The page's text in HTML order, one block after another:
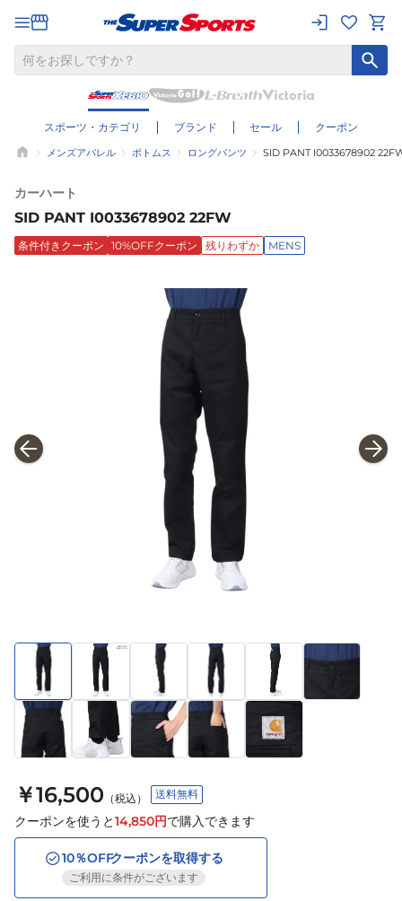
スポーツ・カテゴリ ブランド セール クーポン
メンズアパレル ボトムス ロングパンツ SID PANT I0033678902
カーハート
SID PANT I0033678902 22FW
条件付きクーポン 10%OFFクーポン 残りわずか MENS
￥16,500 （税込） 送料無料
クーポンを使うと14,850円で購入できます
10％OFFクーポンを取得する
ご利用に条件がございます